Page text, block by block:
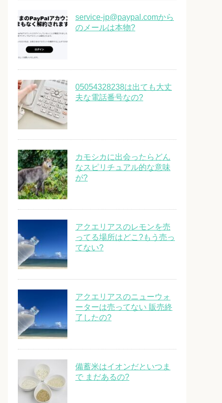
service-jp@paypal.comから
のメールは本物?
05054328238は出ても大丈
夫な電話番号なの?
カモシカに出会ったらどん
なスピリチュアル的な意味
が?
アクエリアスのレモンを売
ってる場所はどこ?もう売っ
てない?
アクエリアスのニューウォ
ーターは売ってない 販売終
了したの?
備蓄米はイオンだといつま
で まだあるの?